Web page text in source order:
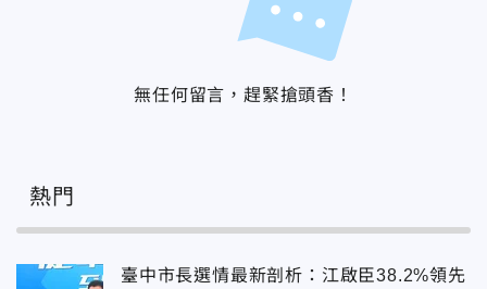
無任何留言，趕緊搶頭香！
熱門
臺中市長選情最新剖析：江啟臣38.2%領先